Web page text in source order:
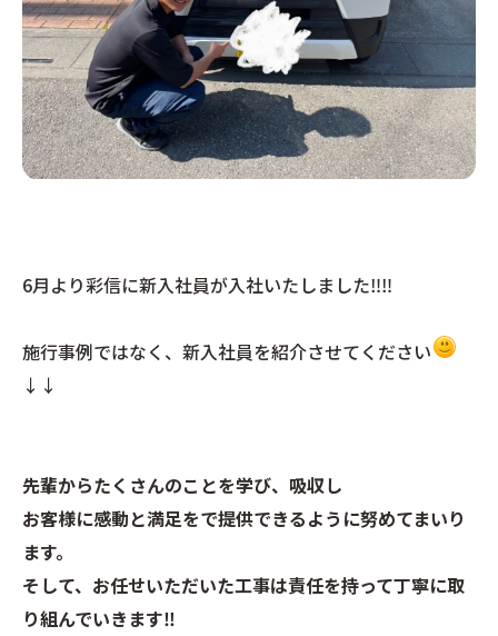
6月より彩信に新入社員が入社いたしました‼︎‼︎
施行事例ではなく、新入社員を紹介させてください
↓↓
先輩からたくさんのことを学び、吸収し
お客様に感動と満足をで提供できるように努めてまいり
ます。
そして、お任せいただいた工事は責任を持って丁寧に取
り組んでいきます‼️